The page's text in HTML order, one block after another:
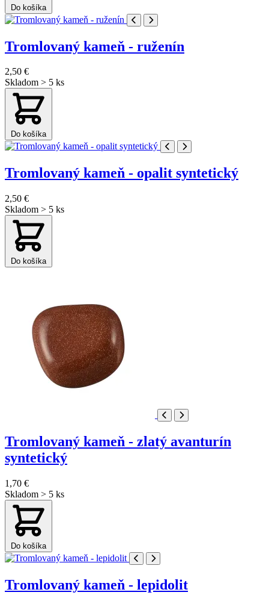
Do košíka
Tromlovaný kameň - ruženín
2,50 €
Skladom > 5 ks
Do košíka
Tromlovaný kameň - opalit syntetický
2,50 €
Skladom > 5 ks
Do košíka
Tromlovaný kameň - zlatý avanturín
syntetický
1,70 €
Skladom > 5 ks
Do košíka
Tromlovaný kameň - lepidolit